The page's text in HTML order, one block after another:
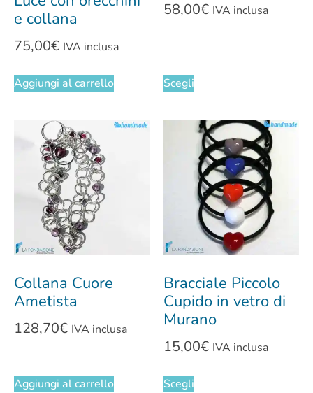
e collana
75,00€ IVA inclusa
Aggiungi al carrello
58,00€ IVA inclusa
Scegli
Collana Cuore
Ametista
128,70€ IVA inclusa
Aggiungi al carrello
Bracciale Piccolo
Cupido in vetro di
Murano
15,00€ IVA inclusa
Scegli